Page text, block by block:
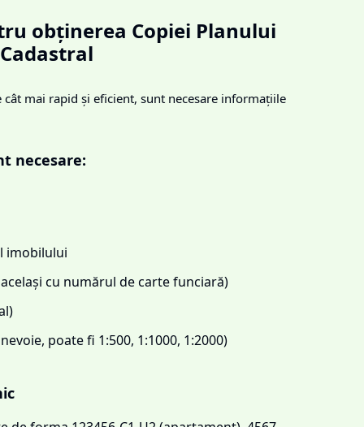
obținerea Copiei Planului
Cadastral
cât mai rapid și eficient, sunt necesare informațiile
necesare:
imobilului
cu numărul de carte funciară)
poate fi 1:500, 1:1000, 1:2000)